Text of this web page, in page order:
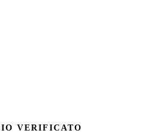
VERIFICATO